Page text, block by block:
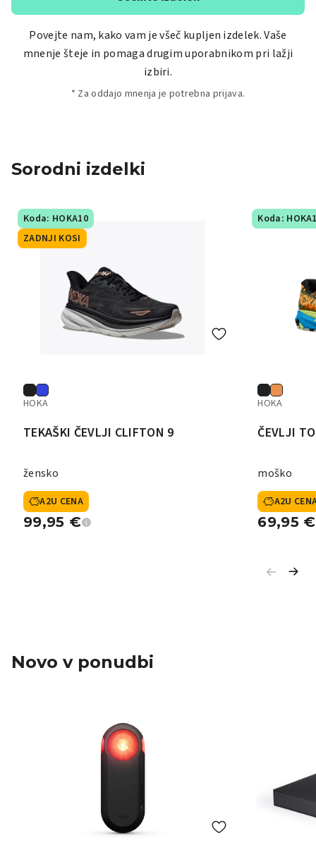
Povejte nam, kako vam je všeč kupljen izdelek. Vaše
mnenje šteje in pomaga drugim uporabnikom pri lažji
izbiri.
* Za oddajo mnenja je potrebna prijava.
Sorodni izdelki
Koda: HOKA10
ZADNJI KOSI
HOKA
TEKAŠKI ČEVLJI CLIFTON 9
žensko
A2U CENA
99,95 €
Koda:
HOKA
ČEVLJI
moško
A2U
69,95 €
Novo v ponudbi